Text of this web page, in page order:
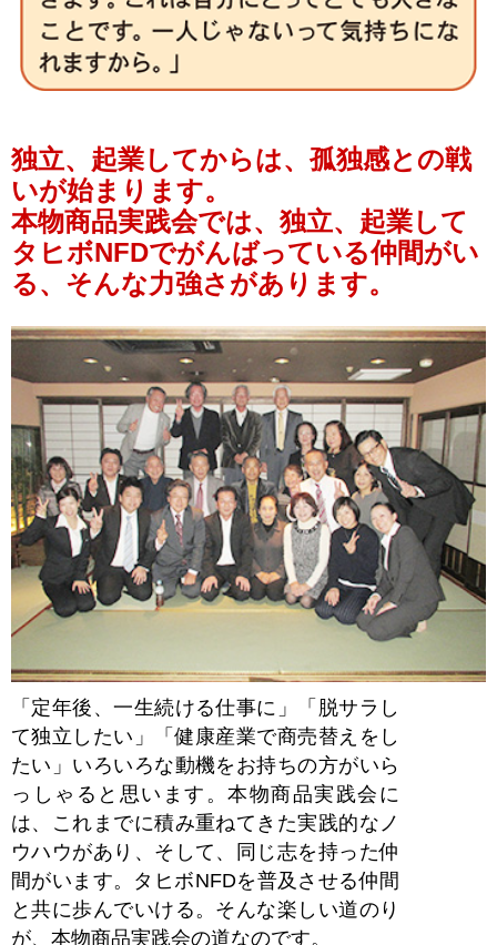
独立、起業してからは、孤独感との戦
いが始まります。
本物商品実践会では、独立、起業して
タヒボNFDでがんばっている仲間がい
る、そんな力強さがあります。
「定年後、一生続ける仕事に」「脱サラし
て独立したい」「健康産業で商売替えをし
たい」いろいろな動機をお持ちの方がいら
っしゃると思います。本物商品実践会に
は、これまでに積み重ねてきた実践的なノ
ウハウがあり、そして、同じ志を持った仲
間がいます。タヒボNFDを普及させる仲間
と共に歩んでいける。そんな楽しい道のり
が、本物商品実践会の道なのです。